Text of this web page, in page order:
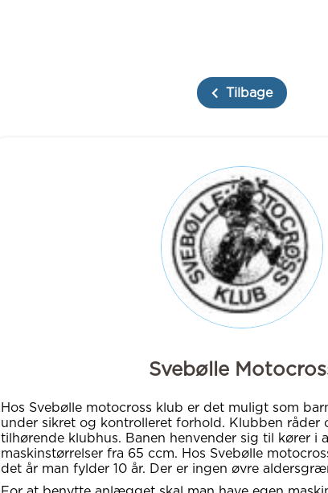
Tilbage
Svebølle
Hos Svebølle motocross klub er det muligt som
under sikret og kontrolleret forhold. Klubben råder
tilhørende klubhus. Banen henvender sig til kører i
maskinstørrelser fra 65 ccm. Hos Svebølle
det år man fylder 10 år. Der er ingen øvre